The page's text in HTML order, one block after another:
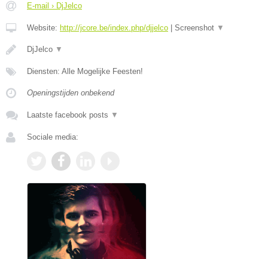
E-mail › DjJelco
Website: http://jcore.be/index.php/djjelco Screenshot ▼
DjJelco ▼
Diensten: Alle Mogelijke Feesten!
Openingstijden onbekend
Laatste facebook posts ▼
Sociale media: